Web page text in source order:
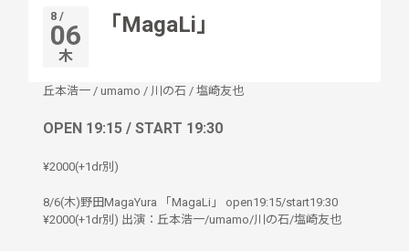
8 /
06
木
「MagaLi」
丘本浩一 / umamo / 川の石 / 塩崎友也
OPEN 19:15 / START 19:30
¥2000(+1dr別)
8/6(木)野田MagaYura 「MagaLi」 open19:15/start19:30
¥2000(+1dr別) 出演：丘本浩一/umamo/川の石/塩崎友也